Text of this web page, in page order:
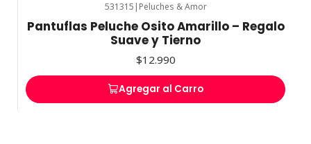
531315 | Peluches & Amor
Pantuflas Peluche Osito Amarillo – Regalo
Suave y Tierno
$12.990
Agregar al Carro